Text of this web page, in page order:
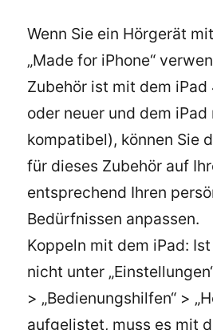
Wenn Sie ein Hörgerät
„Made for iPhone“
Zubehör ist mit dem iPad
oder neuer und dem iPad
kompatibel), können Sie
für dieses Zubehör auf
entsprechend Ihren
Bedürfnissen anpassen.
Koppeln mit dem iPad:
nicht unter
> „Bedienungshilfen“ >
aufgelistet, muss es mit